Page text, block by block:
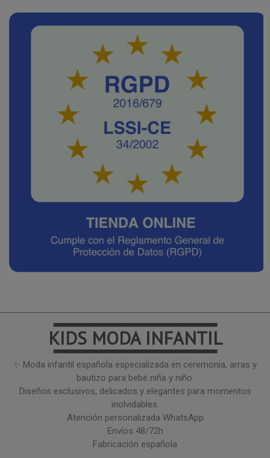
━━━━━━━━━━━━━━━
KIDS MODA INFANTIL
━━━━━━━━━━━━━━━
✨ Moda infantil española especializada en ceremonia, arras y
bautizo para bebé niña y niño.
Diseños exclusivos, delicados y elegantes para momentos
inolvidables.
Atención personalizada WhatsApp
Envíos 48/72h
Fabricación española